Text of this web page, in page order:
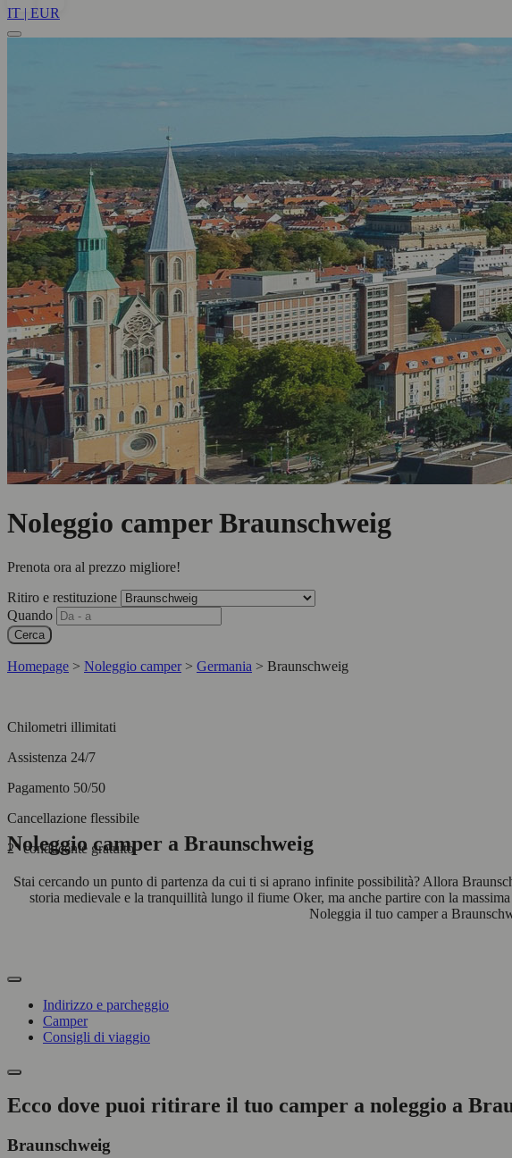
IT | EUR
Noleggio camper Braunschweig
Prenota ora al prezzo migliore!
Ritiro e restituzione
Quando
Cerca
Homepage > Noleggio camper > Germania > Braunschweig
Chilometri illimitati
Assistenza 24/7
Pagamento 50/50
Cancellazione flessibile
2° conducente gratuito
Noleggio camper a Braunschweig
Stai cercando un punto di partenza da cui ti si aprano infinite possibilità? Allora
storia medievale e la tranquillità lungo il fiume Oker, ma anche partire con la
Noleggia il tuo camper a
Indirizzo e parcheggio
Camper
Consigli di viaggio
Ecco dove puoi ritirare il tuo camper a noleggio a
Braunschweig